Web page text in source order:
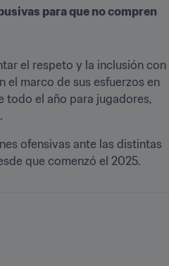
para que no compren
el respeto y la inclusión con
el marco de sus esfuerzos en
todo el año para jugadores,
ofensivas ante las distintas
que comenzó el 2025.